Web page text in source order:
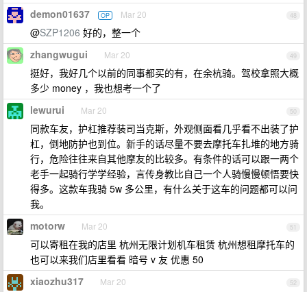
48
demon01637 OP Mar 20
@SZP1206 好的，整一个
49
zhangwugui Mar 20
挺好，我好几个以前的同事都买的有，在余杭骑。驾校拿照大概
多少 money ，我也想考一个了
50
lewurui Mar 20
同款车友，护杠推荐装司当克斯，外观侧面看几乎看不出装了护
杠，倒地防护也到位。新手的话尽量不要去摩托车扎堆的地方骑
行，危险往往来自其他摩友的比较多。有条件的话可以跟一两个
老手一起骑行学学经验，言传身教比自己一个人骑慢慢顿悟要快
得多。这款车我骑 5w 多公里，有什么关于这车的问题都可以问
我。
51
motorw Mar 20
可以寄租在我的店里 杭州无限计划机车租赁 杭州想租摩托车的
也可以来我们店里看看 暗号 v 友 优惠 50
52
xiaozhu317 Mar 20